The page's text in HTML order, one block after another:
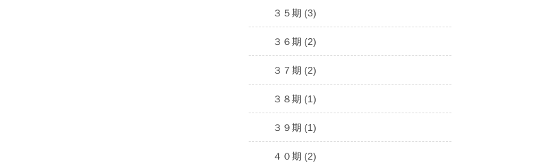
３５期 (3)
３６期 (2)
３７期 (2)
３８期 (1)
３９期 (1)
４０期 (2)